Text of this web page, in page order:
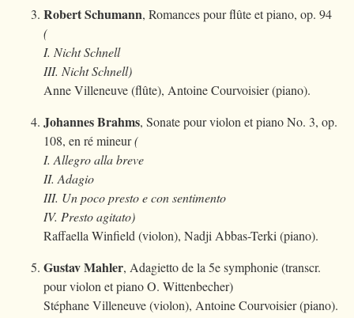
Robert Schumann, Romances pour flûte et piano, op. 94
(
I. Nicht Schnell
III. Nicht Schnell)
Anne Villeneuve (flûte), Antoine Courvoisier (piano).
Johannes Brahms, Sonate pour violon et piano No. 3, op.
108, en ré mineur(
I. Allegro alla breve
II. Adagio
III. Un poco presto e con sentimento
IV. Presto agitato)
Raffaella Winfield (violon), Nadji Abbas-Terki (piano).
Gustav Mahler, Adagietto de la 5e symphonie (transcr.
pour violon et piano O. Wittenbecher)
Stéphane Villeneuve (violon), Antoine Courvoisier (piano).